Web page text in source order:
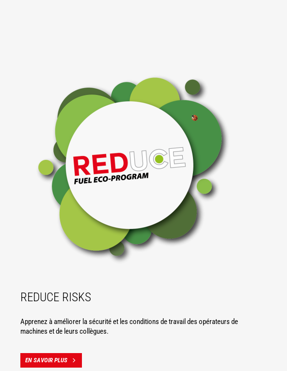
REDUCE RISKS
Apprenez à améliorer la sécurité et les conditions de travail des opérateurs de
machines et de leurs collègues.
EN SAVOIR PLUS